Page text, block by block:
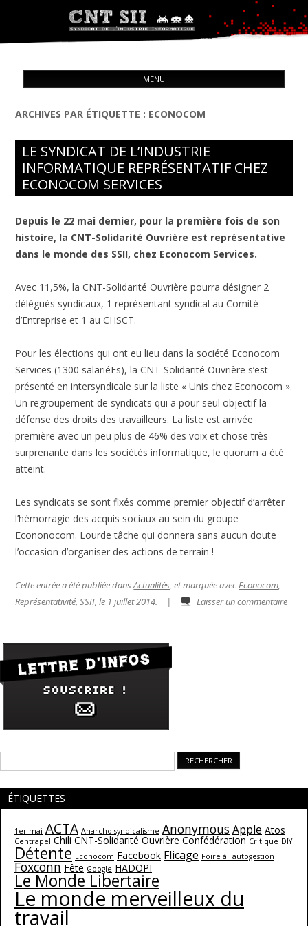
CNT – Solidarité Ouvrière
MENU
ARCHIVES PAR ÉTIQUETTE : ECONOCOM
LE SYNDICAT DE L’INDUSTRIE
INFORMATIQUE REPRÉSENTATIF CHEZ
ECONOCOM SERVICES
Depuis le 22 mai dernier, pour la première fois de son
histoire, la CNT-Solidarité Ouvrière est représentative
dans le monde des SSII, chez Econocom Services.
Avec 11,5%, la CNT-Solidarité Ouvrière pourra désigner 2
délégués syndicaux, 1 représentant syndical au Comité
d’Entreprise et 1 au CHSCT.
Pour les élections qui ont eu lieu dans la société Econocom
Services (1300 salariéEs), la CNT-Solidarité Ouvrière s’est
présenté en intersyndicale sur la liste « Unis chez Econocom ».
Un regroupement de syndicats qui a pour seul objectif la
défense des droits des travailleurs. La liste est arrivée
première avec un peu plus de 46% des voix et chose très
surprenante dans les sociétés informatique, le quorum a été
atteint.
Les syndicats se sont fixés comme premier objectif d’arrêter
l’hémorragie des acquis sociaux au sein du groupe
Econonocom. Lourde tâche qui donnera sans aucun doute
l’occasion d’organiser des actions de terrain !
Cette entrée a été publiée dansActualités, et marquée avecEconocom,
Représentativité,SSII, le 1 juillet 2014. | Laisser un commentaire
ÉTIQUETTES
1er mai ACTA Anarcho-syndicalisme AnonymousApple Atos
Centrapel Chili CNT-Solidarité Ouvrière Confédération Critique DIY
Détente Econocom Facebook Flicage Foire à l'autogestion
Foxconn Fête Google HADOPI
Le Monde Libertaire
Le monde merveilleux du
travail